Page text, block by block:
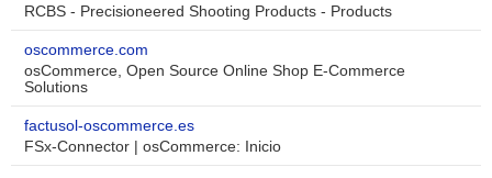
RCBS - Precisioneered Shooting Products - Products
oscommerce.com
osCommerce, Open Source Online Shop E-Commerce
Solutions
factusol-oscommerce.es
FSx-Connector | osCommerce: Inicio